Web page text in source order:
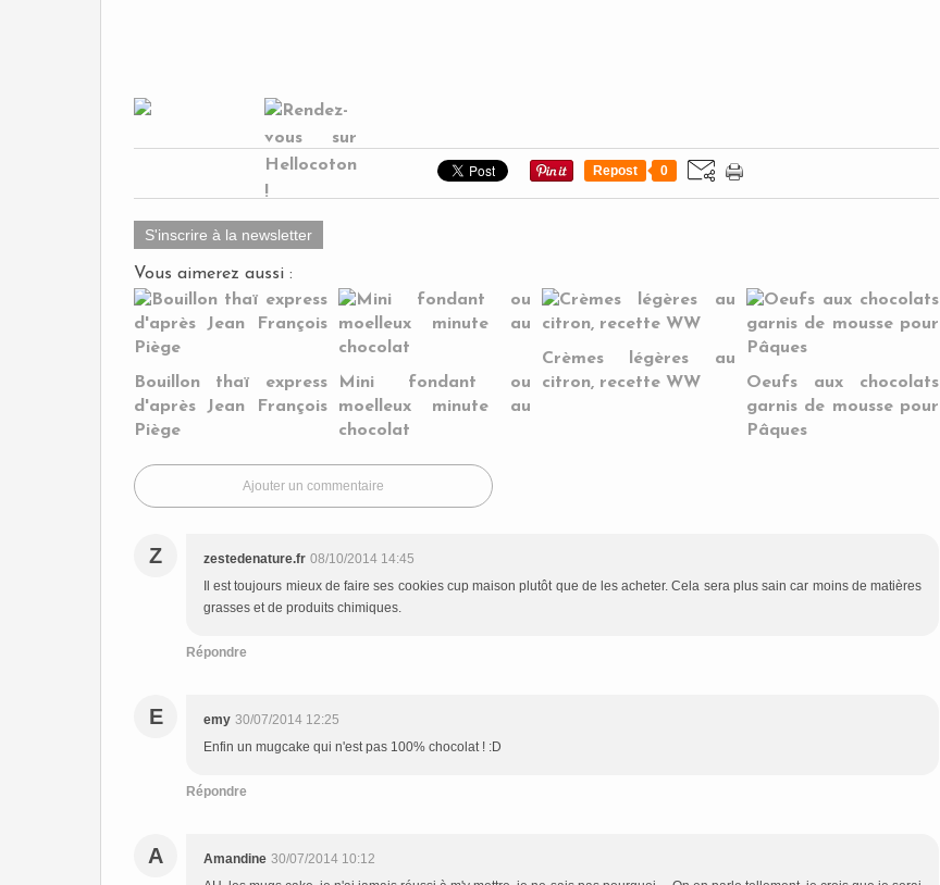
Repost 0
S'inscrire à la newsletter
Vous aimerez aussi :
Bouillon thaï express
d'après Jean François
Piège
Mini fondant ou
moelleux minute au
chocolat
Crèmes légères au
citron, recette WW
Oeufs aux chocolats
garnis de mousse pour
Pâques
Ajouter un commentaire
Z zestedenature.fr 08/10/2014 14:45
Il est toujours mieux de faire ses cookies cup maison plutôt que de les acheter. Cela sera plus sain car moins de matières
grasses et de produits chimiques.
Répondre
E emy 30/07/2014 12:25
Enfin un mugcake qui n'est pas 100% chocolat ! :D
Répondre
A Amandine 30/07/2014 10:12